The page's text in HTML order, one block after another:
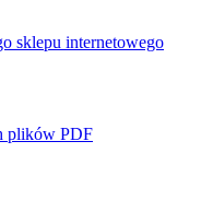
sklepu internetowego
plików PDF